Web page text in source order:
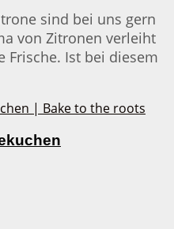
sind bei uns gern
von Zitronen verleiht
Frische. Ist bei diesem